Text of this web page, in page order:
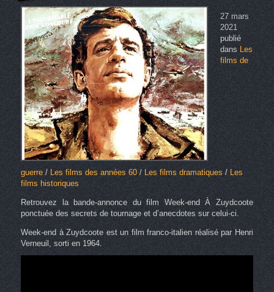
27 mars
2021
publié
dansLes
films de
guerre/ Les films des années 60/ Les films dramatiques /Les
films historiques
Retrouvez la bande-annonce du film Week-end À Zuydcoote
ponctuée des secrets de tournage et d’anecdotes sur celui-ci.
Week-end à Zuydcoote est un film franco-italien réalisé par Henri
Verneuil, sorti en 1964.